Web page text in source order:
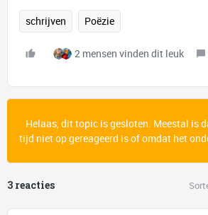
schrijven Poëzie
2 mensen vinden dit leuk
Helaas, dit topic is gesloten. Meestal is
tijd niet op gereageerd is of omdat het
3 reacties